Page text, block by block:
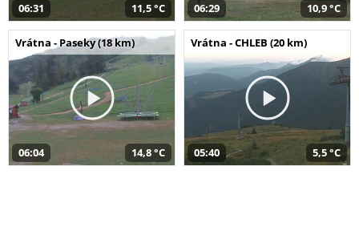
06:31 11,5 °C 06:29 10,9 °C
Vrátna - Paseky (18 km)
06:04 14,8 °C
Vrátna - CHLEB (20 km)
05:40 5,5 °C